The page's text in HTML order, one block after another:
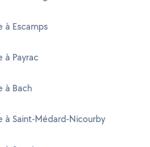
à Escamps
à Payrac
à Bach
à Saint-Médard-Nicourby